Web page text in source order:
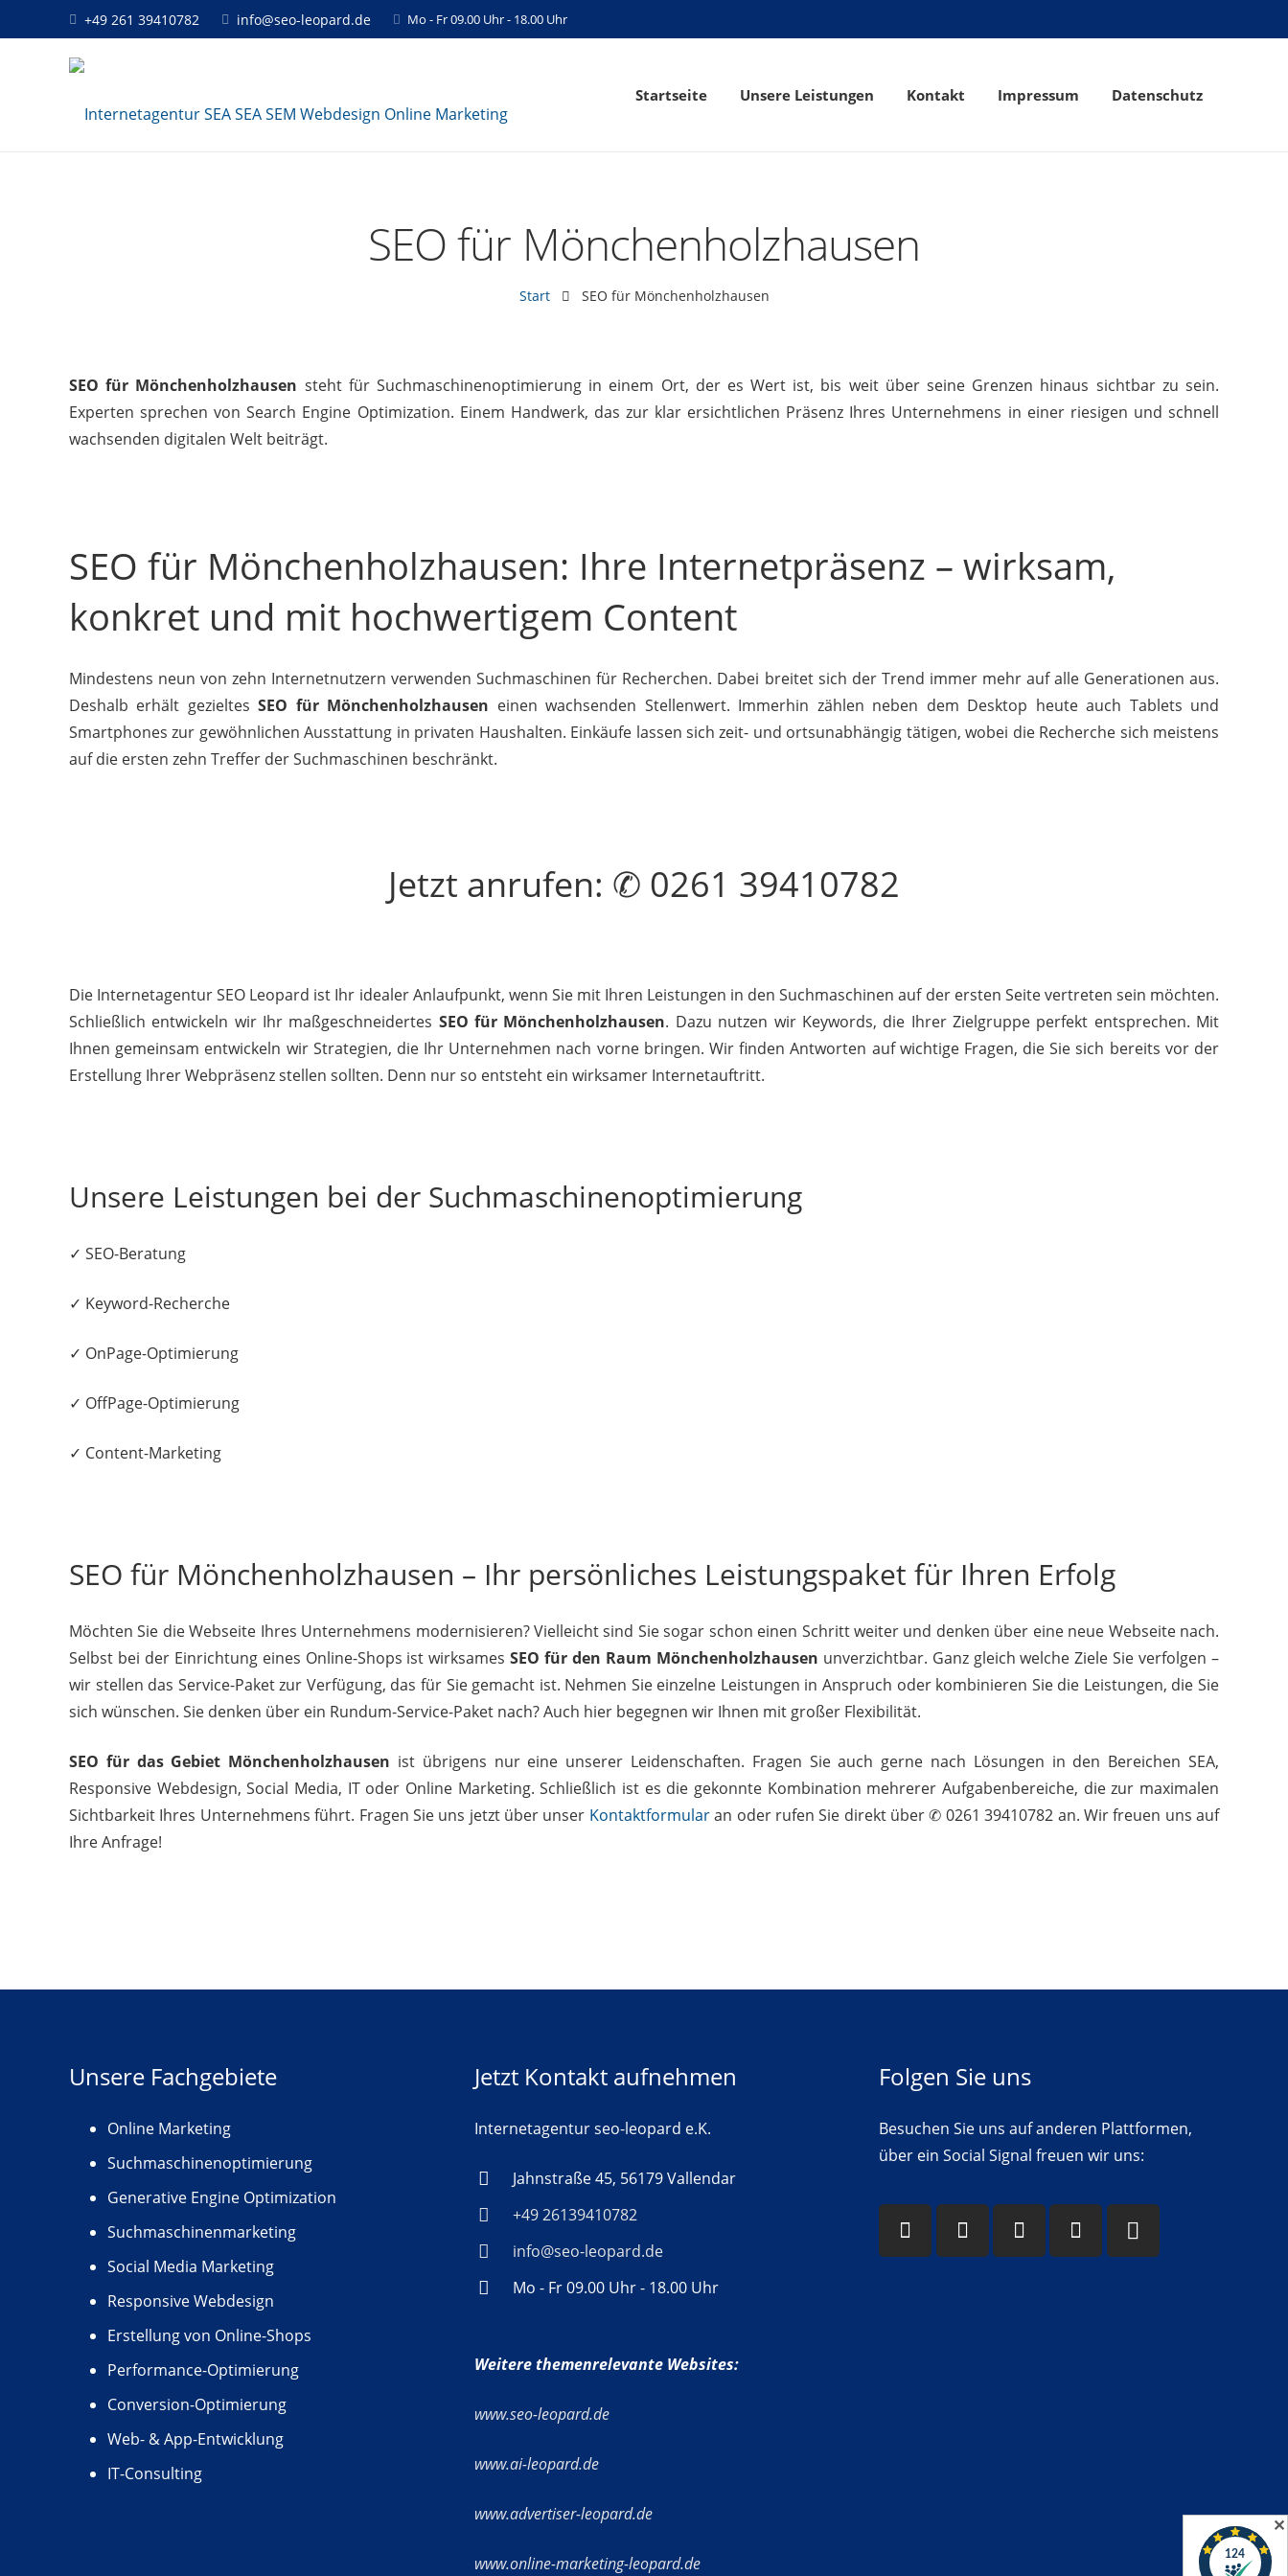
+49 261 39410782 info@seo-leopard.de Mo - Fr 09.00 Uhr - 18.00 Uhr
Startseite Unsere Leistungen Kontakt Impressum Datenschutz
SEO für Mönchenholzhausen
Start SEO für Mönchenholzhausen
SEO für Mönchenholzhausen steht für Suchmaschinenoptimierung in einem Ort, der es Wert ist, bis weit über seine Grenzen hinaus sichtbar zu sein.
Experten sprechen von Search Engine Optimization. Einem Handwerk, das zur klar ersichtlichen Präsenz Ihres Unternehmens in einer riesigen und schnell
wachsenden digitalen Welt beiträgt.
SEO für Mönchenholzhausen: Ihre Internetpräsenz – wirksam,
konkret und mit hochwertigem Content
Mindestens neun von zehn Internetnutzern verwenden Suchmaschinen für Recherchen. Dabei breitet sich der Trend immer mehr auf alle Generationen aus.
Deshalb erhält gezieltesSEO für Mönchenholzhausen einen wachsenden Stellenwert. Immerhin zählen neben dem Desktop heute auch Tablets und
Smartphones zur gewöhnlichen Ausstattung in privaten Haushalten. Einkäufe lassen sich zeit- und ortsunabhängig tätigen, wobei die Recherche sich meistens
auf die ersten zehn Treffer der Suchmaschinen beschränkt.
Jetzt anrufen: ✆ 0261 39410782
Die Internetagentur SEO Leopard ist Ihr idealer Anlaufpunkt, wenn Sie mit Ihren Leistungen in den Suchmaschinen auf der ersten Seite vertreten sein möchten.
Schließlich entwickeln wir Ihr maßgeschneidertes SEO für Mönchenholzhausen. Dazu nutzen wir Keywords, die Ihrer Zielgruppe perfekt entsprechen. Mit
Ihnen gemeinsam entwickeln wir Strategien, die Ihr Unternehmen nach vorne bringen. Wir finden Antworten auf wichtige Fragen, die Sie sich bereits vor der
Erstellung Ihrer Webpräsenz stellen sollten. Denn nur so entsteht ein wirksamer Internetauftritt.
Unsere Leistungen bei der Suchmaschinenoptimierung
✓ SEO-Beratung
✓ Keyword-Recherche
✓ OnPage-Optimierung
✓ OffPage-Optimierung
✓ Content-Marketing
SEO für Mönchenholzhausen – Ihr persönliches Leistungspaket für Ihren Erfolg
Möchten Sie die Webseite Ihres Unternehmens modernisieren? Vielleicht sind Sie sogar schon einen Schritt weiter und denken über eine neue Webseite nach.
Selbst bei der Einrichtung eines Online-Shops ist wirksamesSEO für den Raum Mönchenholzhausen unverzichtbar. Ganz gleich welche Ziele Sie verfolgen –
wir stellen das Service-Paket zur Verfügung, das für Sie gemacht ist. Nehmen Sie einzelne Leistungen in Anspruch oder kombinieren Sie die Leistungen, die Sie
sich wünschen. Sie denken über ein Rundum-Service-Paket nach? Auch hier begegnen wir Ihnen mit großer Flexibilität.
SEO für das Gebiet Mönchenholzhausen ist übrigens nur eine unserer Leidenschaften. Fragen Sie auch gerne nach Lösungen in den Bereichen SEA,
Responsive Webdesign, Social Media, IT oder Online Marketing. Schließlich ist es die gekonnte Kombination mehrerer Aufgabenbereiche, die zur maximalen
Sichtbarkeit Ihres Unternehmens führt. Fragen Sie uns jetzt über unser Kontaktformularan oder rufen Sie direkt über ✆ 0261 39410782 an. Wir freuen uns auf
Ihre Anfrage!
Unsere Fachgebiete
Online Marketing
Suchmaschinenoptimierung
Generative Engine Optimization
Suchmaschinenmarketing
Social Media Marketing
Responsive Webdesign
Erstellung von Online-Shops
Performance-Optimierung
Conversion-Optimierung
Web- & App-Entwicklung
IT-Consulting
Jetzt Kontakt aufnehmen
Internetagentur seo-leopard e.K.
Jahnstraße 45, 56179 Vallendar
+49 26139410782
info@seo-leopard.de
Mo - Fr 09.00 Uhr - 18.00 Uhr
Weitere themenrelevante Websites:
www.seo-leopard.de
www.ai-leopard.de
www.advertiser-leopard.de
www.online-marketing-leopard.de
Folgen Sie uns
Besuchen Sie uns auf anderen Plattformen,
über ein Social Signal freuen wir uns:
✕